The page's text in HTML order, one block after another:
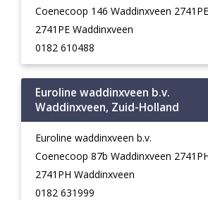
Coenecoop 146 Waddinxveen
2741PE Waddinxveen
0182 610488
Euroline waddinxveen b.v.
Waddinxveen, Zuid-Holland
Euroline waddinxveen b.v.
Coenecoop 87b Waddinxveen
2741PH Waddinxveen
0182 631999